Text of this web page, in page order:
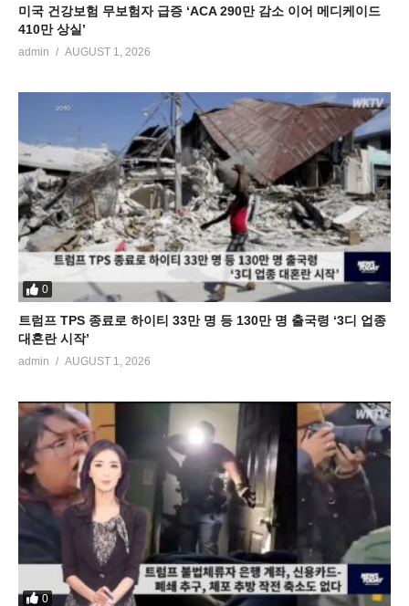
미국 건강보험 무보험자 급증 ‘ACA 290만 감소 이어 메디케이드
410만 상실’
admin AUGUST 1, 2026
0
트럼프 TPS 종료로 하이티 33만 명 등 130만 명 출국령 ‘3디 업종
대혼란 시작’
admin AUGUST 1, 2026
0